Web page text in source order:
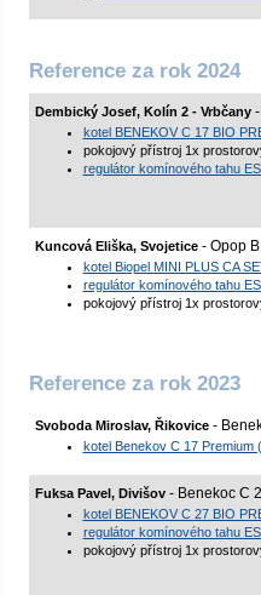
Reference za rok 2024
Dembický Josef, Kolín 2 - Vrbčany
kotel BENEKOV C 17 BIO
pokojový přístroj 1x
regulátor komínového tahu
Kuncová Eliška, Svojetice - Opop
kotel Biopel MINI PLUS CA
regulátor komínového tahu
pokojový přístroj 1x
Reference za rok 2023
Svoboda Miroslav, Řikovice -
kotel Benekov C 17 Premium
Fuksa Pavel, Divišov - Benekoc C
kotel BENEKOV C 27 BIO
regulátor komínového tahu
pokojový přístroj 1x